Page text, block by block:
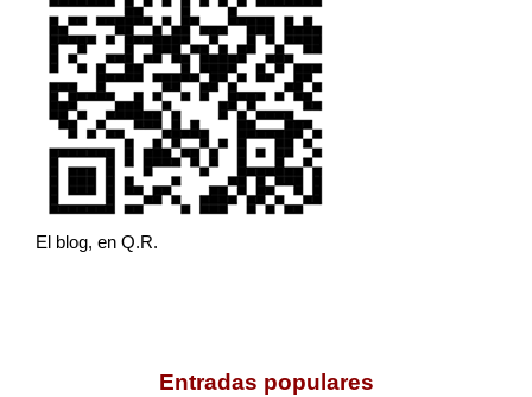
El blog, en Q.R.
Entradas populares